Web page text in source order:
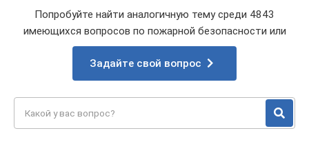
Попробуйте найти аналогичную тему среди 4843
имеющихся вопросов по пожарной безопасности или
Задайте свой вопрос